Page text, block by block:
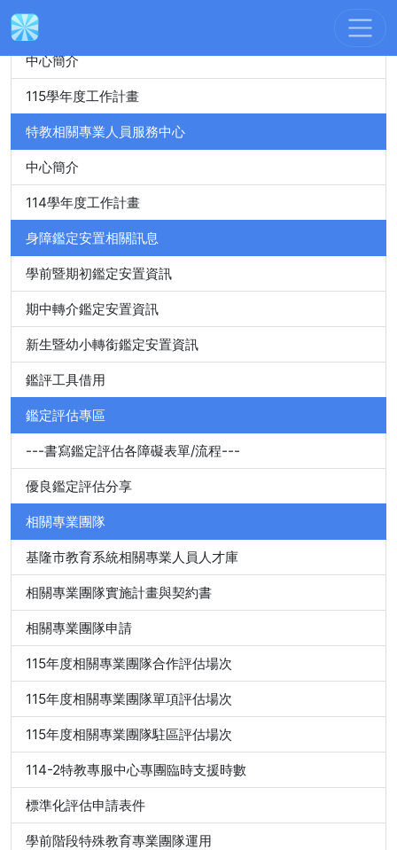
身心障礙特殊教育資源中心
中心簡介
115學年度工作計畫
特教相關專業人員服務中心
中心簡介
114學年度工作計畫
身障鑑定安置相關訊息
學前暨期初鑑定安置資訊
期中轉介鑑定安置資訊
新生暨幼小轉銜鑑定安置資訊
鑑評工具借用
鑑定評估專區
---書寫鑑定評估各障礙表單/流程---
優良鑑定評估分享
相關專業團隊
基隆市教育系統相關專業人員人才庫
相關專業團隊實施計畫與契約書
相關專業團隊申請
115年度相關專業團隊合作評估場次
115年度相關專業團隊單項評估場次
115年度相關專業團隊駐區評估場次
114-2特教專服中心專團臨時支援時數
標準化評估申請表件
學前階段特殊教育專業團隊運用